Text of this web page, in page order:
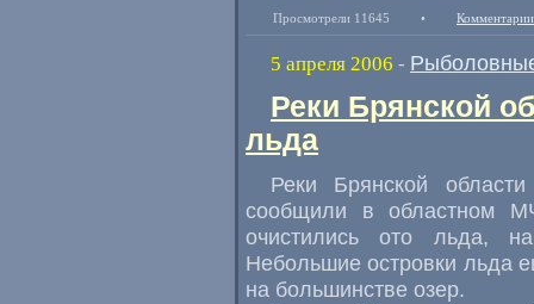
Просмотрели 11645 •
5 апреля 2006 -
Реки Брянской
льда
Реки Брянской
сообщили в областном
очистились ото льда,
Небольшие островки льда
на большинстве озер.